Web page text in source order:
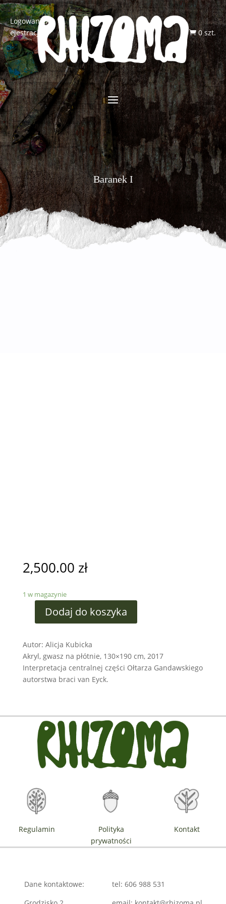
Logowanie/R
ejestracja
 0 szt.
Baranek I
2,500.00 zł
1 w magazynie
Dodaj do koszyka
Autor: Alicja Kubicka
Akryl, gwasz na płótnie, 130×190 cm, 2017
Interpretacja centralnej części Ołtarza Gandawskiego
autorstwa braci van Eyck.
Regulamin
Polityka
prywatności
Kontakt
Dane kontaktowe:
tel: 606 988 531